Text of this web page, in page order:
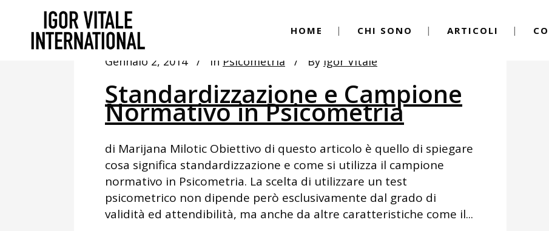
HOME CHI SONO ARTICOLI
Gennaio 2, 2014 In Psicometria By Igor Vitale
Standardizzazione e Campione
Normativo in Psicometria
di Marijana Milotic Obiettivo di questo articolo è quello di spiegare
cosa significa standardizzazione e come si utilizza il campione
normativo in Psicometria. La scelta di utilizzare un test
psicometrico non dipende però esclusivamente dal grado di
validità ed attendibilità, ma anche da altre caratteristiche come il...